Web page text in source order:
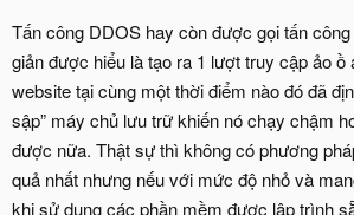
Tấn công DDOS hay còn được gọi tấn
giản được hiểu là tạo ra 1 lượt truy cập ảo ồ
website tại cùng một thời điểm nào đó đã
sập” máy chủ lưu trữ khiến nó chạy chậm
được nữa. Thật sự thì không có phương
quả nhất nhưng nếu với mức độ nhỏ và
khi sử dụng các phần mềm được lập trình